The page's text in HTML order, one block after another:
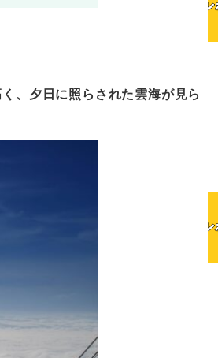
、夕日に照らされた雲海が見ら